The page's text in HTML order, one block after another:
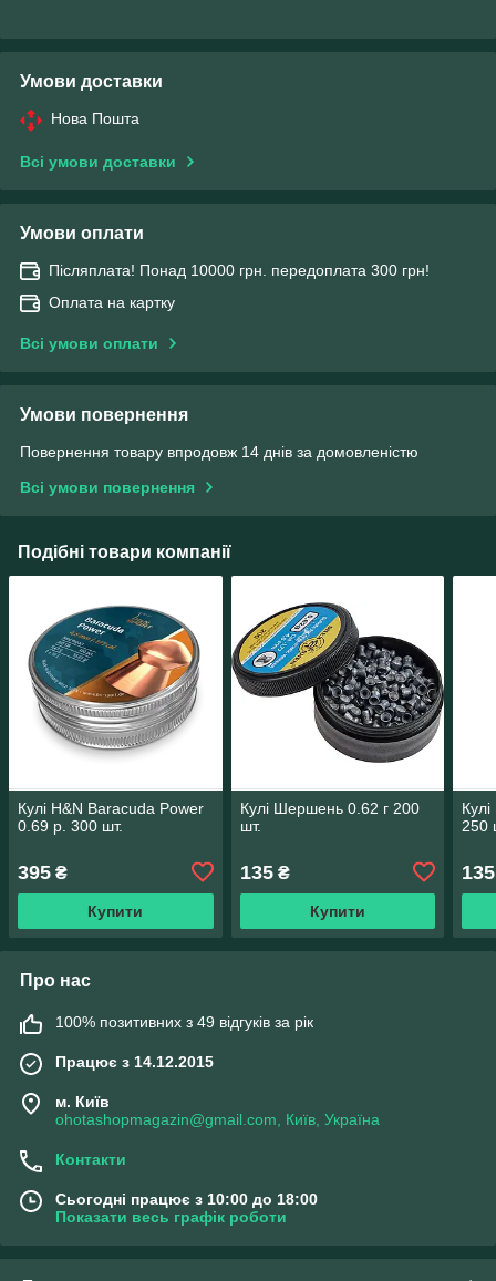
Умови доставки
Нова Пошта
Всі умови доставки
Умови оплати
Післяплата! Понад 10000 грн. передоплата 300 грн!
Оплата на картку
Всі умови оплати
Умови повернення
Повернення товару впродовж 14 днів за домовленістю
Всі умови повернення
Подібні товари компанії
Кулі H&N Baracuda Power
0.69 р. 300 шт.
395 ₴
Купити
Кулі Шершень 0.62 г 200
шт.
135₴
Купити
250
135
Про нас
100% позитивних з 49 відгуків за рік
Працює з 14.12.2015
м. Київ
ohotashopmagazin@gmail.com, Київ, Україна
Контакти
Сьогодні працює з 10:00 до 18:00
Показати весь графік роботи